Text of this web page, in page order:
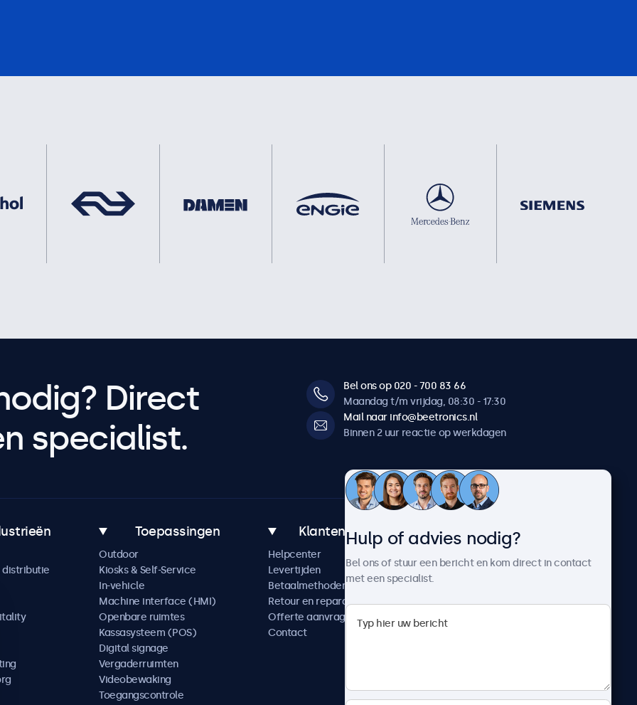
Direct
specialist.
Bel ons op 020 - 700 83 66
Maandag t/m vrijdag, 08:30 - 17:30
Mail naar info@beetronics.nl
Binnen 2 uur reactie op werkdagen
distributie
Toepassingen
Outdoor
Kiosks & Self-Service
In-vehicle
Machine interface (HMI)
Openbare ruimtes
Kassasysteem (POS)
Digital signage
Vergaderruimten
Videobewaking
Toegangscontrole
Klantenservice
Helpcenter
Levertijden
Betaalmethoden
Retour en reparatie
Offerte aanvragen
Contact
Over Beetronics
Nieuws en updates
Werken bij Beetronics
Algemene voorwaarden
Hulp of advies nodig?
Bel ons of stuur een bericht en kom direct in contact
met een specialist.